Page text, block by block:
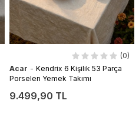
(0)
Acar - Kendrix 6 Kişilik 53 Parça
Porselen Yemek Takımı
9.499,90 TL